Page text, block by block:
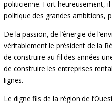
politicienne. Fort heureusement,
politique des grandes ambitions,
De la passion, de l’énergie de
véritablement le président de la
de construire au fil des années
de construire les entreprises
lignes.
Le digne fils de la région de